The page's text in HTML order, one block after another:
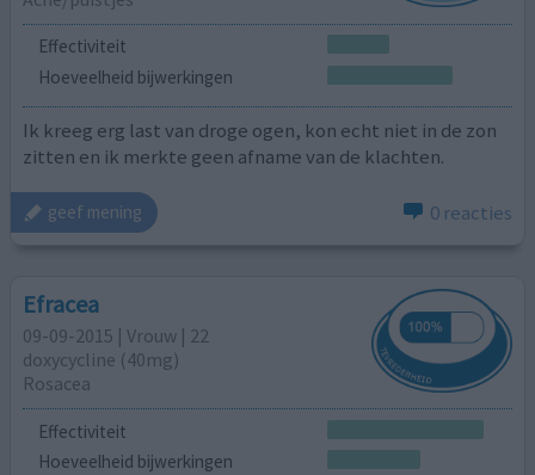
Effectiviteit
Hoeveelheid bijwerkingen
Ik kreeg erg last van droge ogen, kon echt niet in de zon
zitten en ik merkte geen afname van de klachten.
geef mening 0 reacties
Efracea
09-09-2015 | Vrouw | 22
doxycycline (40mg)
Rosacea
Effectiviteit
Hoeveelheid bijwerkingen